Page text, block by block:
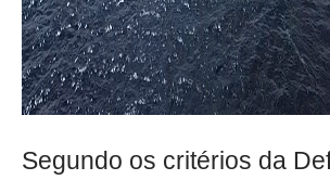
Segundo os critérios da